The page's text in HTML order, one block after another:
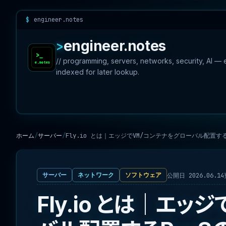
engineer.notes
engineer.notes
// programming, servers, networks, security, AI
indexed for later lookup.
ホーム サーバー Fly.io とは｜エッジでVM/コンテナをグローバル配置す
サーバー ネットワーク ソフトウェア 公開日 2026.06.14
Fly.io とは｜エッ